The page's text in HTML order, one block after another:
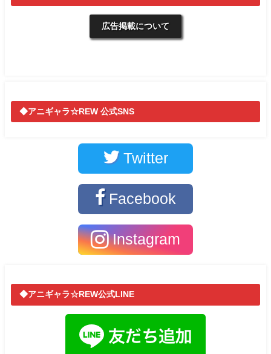
広告掲載について
◆アニギャラ☆REW 公式SNS
Twitter
Facebook
Instagram
◆アニギャラ☆REW公式LINE